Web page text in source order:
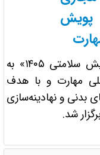
اختتامیه «جشنواره مجازی ورزشی پویش سلامتی ۱۴۰۵» به
مهارت و با هدف
بدنی و نهادینه‌سازی
شد.